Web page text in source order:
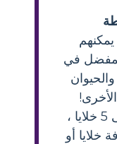
يمكنهم
في
يشتمل النموذج المقدم على 5 خلايا ،
خلايا أو